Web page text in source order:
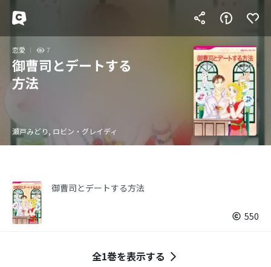
恋愛 7
御曹司とデートする
方法
瀬戸みどり, ロビン・グレイディ
御曹司とデートする方法
550
全1巻を表示する